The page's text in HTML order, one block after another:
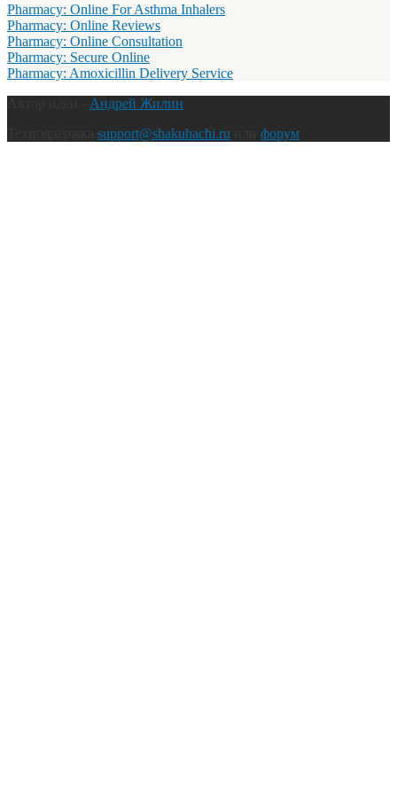
Pharmacy: Online For Asthma Inhalers
Pharmacy: Online Reviews
Pharmacy: Online Consultation
Pharmacy: Secure Online
Pharmacy: Amoxicillin Delivery Service
Андрей Жилин
support@shakuhachi.ru форум